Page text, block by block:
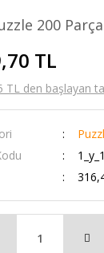
200
TL
TL den başlayan